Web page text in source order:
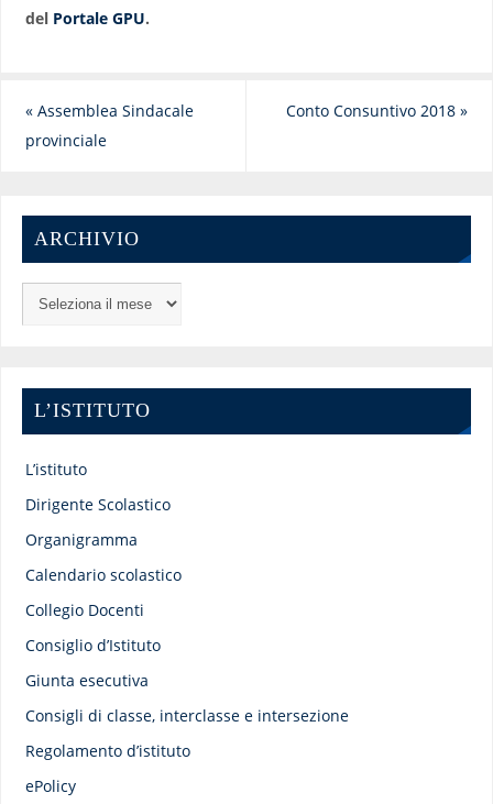
del Portale GPU.
«Assemblea Sindacale
provinciale
Conto Consuntivo 2018»
ARCHIVIO
L’ISTITUTO
L’istituto
Dirigente Scolastico
Organigramma
Calendario scolastico
Collegio Docenti
Consiglio d’Istituto
Giunta esecutiva
Consigli di classe, interclasse e intersezione
Regolamento d’istituto
ePolicy